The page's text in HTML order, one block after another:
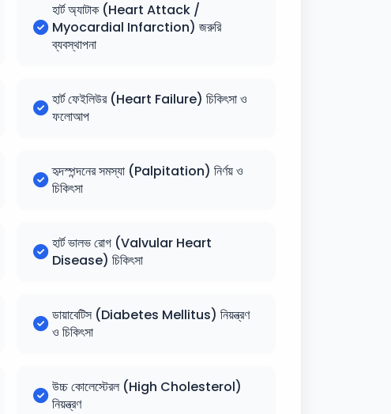
হার্ট অ্যাটাক (Heart Attack /
Myocardial Infarction) জরুরি
ব্যবস্থাপনা
হার্ট ফেইলিউর (Heart Failure) চিকিৎসা ও
ফলোআপ
হৃদস্পন্দনের সমস্যা (Palpitation) নির্ণয় ও
চিকিৎসা
হার্ট ভালভ রোগ (Valvular Heart
Disease) চিকিৎসা
ডায়াবেটিস (Diabetes Mellitus) নিয়ন্ত্রণ
ও চিকিৎসা
উচ্চ কোলেস্টেরল (High Cholesterol)
নিয়ন্ত্রণ